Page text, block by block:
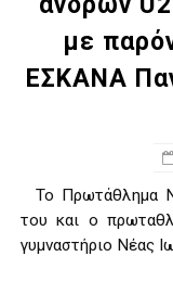
U21: Τεράστια
Γ΄ανδρών play
Play off B εφήβων
με
ΕΣΚΑΝΑ
Το Πρωτάθλημα
του και ο
γυμναστήριο Νέας